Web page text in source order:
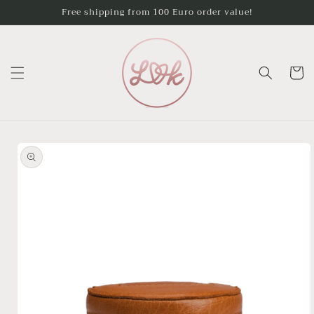
Free shipping from 100 Euro order value!
Cart
product
information